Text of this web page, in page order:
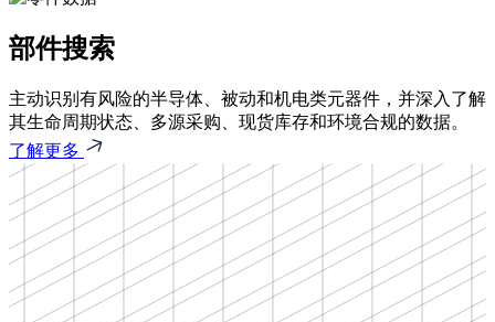
部件搜索
主动识别有风险的半导体、被动和机电类元器件，并深入了解
其生命周期状态、多源采购、现货库存和环境合规的数据。
了解更多